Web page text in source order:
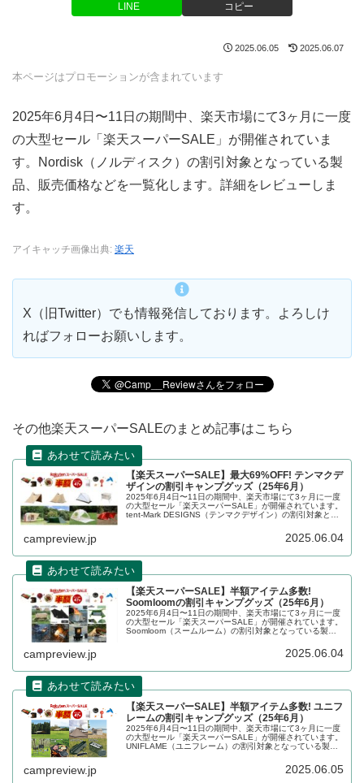
LINE コピー
2025.06.05 2025.06.07
本ページはプロモーションが含まれています
2025年6月4日〜11日の期間中、楽天市場にて3ヶ月に一度
の大型セール「楽天スーパーSALE」が開催されていま
す。Nordisk（ノルディスク）の割引対象となっている製
品、販売価格などを一覧化します。詳細をレビューしま
す。
アイキャッチ画像出典: 楽天
X（旧Twitter）でも情報発信しております。よろしけ
ればフォローお願いします。
その他楽天スーパーSALEのまとめ記事はこちら
【楽天スーパーSALE】最大69%OFF! テンマクデ
ザインの割引キャンプグッズ（25年6月）
2025年6月4日〜11日の期間中、楽天市場にて3ヶ月に一度
の大型セール「楽天スーパーSALE」が開催されています。
tent-Mark DESIGNS（テンマクデザイン）の割引対象とな
campreview.jp 2025.06.04
【楽天スーパーSALE】半額アイテム多数!
Soomloomの割引キャンプグッズ（25年6月）
2025年6月4日〜11日の期間中、楽天市場にて3ヶ月に一度
の大型セール「楽天スーパーSALE」が開催されています。
Soomloom（スームルーム）の割引対象となっている製
campreview.jp 2025.06.04
【楽天スーパーSALE】半額アイテム多数! ユニフ
レームの割引キャンプグッズ（25年6月）
2025年6月4日〜11日の期間中、楽天市場にて3ヶ月に一度
の大型セール「楽天スーパーSALE」が開催されています。
UNIFLAME（ユニフレーム）の割引対象となっている製
campreview.jp 2025.06.05